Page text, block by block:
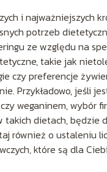
i najważniejszych
potrzeb
ze względu na
takie jak
czy preferencje
Przykładowo, jeśli
weganinem, wybór
takich dietach, będzie
również o ustaleniu
które są dla